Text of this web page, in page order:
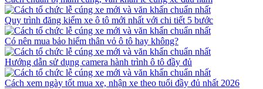
Quy trình đăng kiểm xe ô tô mới nhất với chi tiết 5 bước
Có nên mua bảo hiểm thân vỏ ô tô hay không?
Hướng dẫn sử dụng camera hành trình ô tô đầy đủ
Cách xem ngày tốt mua xe, nhận xe theo tuổi đầy đủ nhất 2026